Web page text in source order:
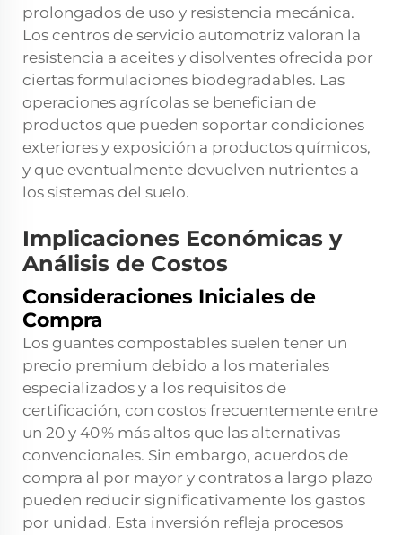
prolongados de uso y resistencia mecánica.
Los centros de servicio automotriz valoran la
resistencia a aceites y disolventes ofrecida por
ciertas formulaciones biodegradables. Las
operaciones agrícolas se benefician de
productos que pueden soportar condiciones
exteriores y exposición a productos químicos,
y que eventualmente devuelven nutrientes a
los sistemas del suelo.
Implicaciones Económicas y
Análisis de Costos
Consideraciones Iniciales de
Compra
Los guantes compostables suelen tener un
precio premium debido a los materiales
especializados y a los requisitos de
certificación, con costos frecuentemente entre
un 20 y 40 % más altos que las alternativas
convencionales. Sin embargo, acuerdos de
compra al por mayor y contratos a largo plazo
pueden reducir significativamente los gastos
por unidad. Esta inversión refleja procesos